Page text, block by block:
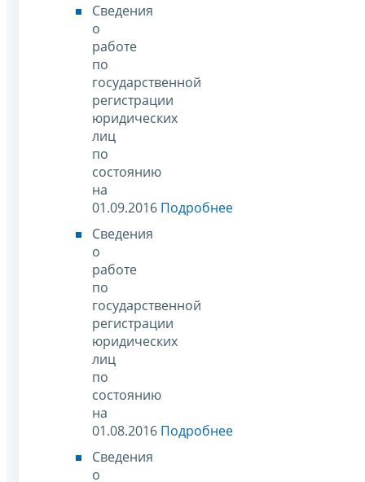
Сведения
о
работе
по
государственной
регистрации
юридических
лиц
по
состоянию
на
01.09.2016 Подробнее
Сведения
о
работе
по
государственной
регистрации
юридических
лиц
по
состоянию
на
01.08.2016 Подробнее
Сведения
о